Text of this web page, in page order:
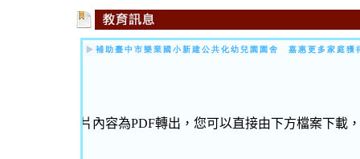
補助臺中市樂業國小新建公共化幼兒園園舍 嘉惠更多家庭獲